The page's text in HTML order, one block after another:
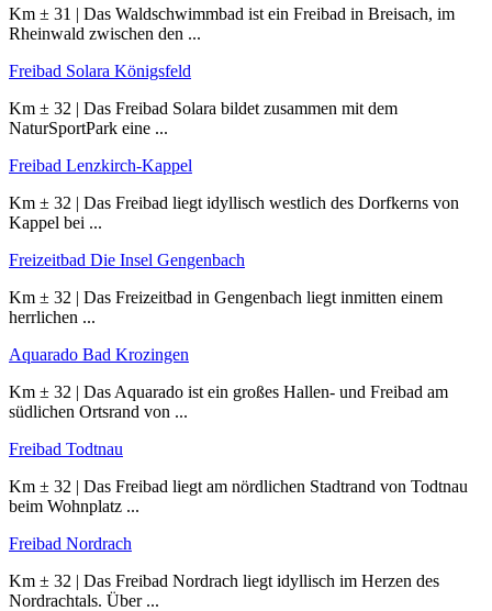
Km ± 31 | Das Waldschwimmbad ist ein Freibad in Breisach, im
Rheinwald zwischen den ...
Freibad Solara Königsfeld
Km ± 32 | Das Freibad Solara bildet zusammen mit dem
NaturSportPark eine ...
Freibad Lenzkirch-Kappel
Km ± 32 | Das Freibad liegt idyllisch westlich des Dorfkerns von
Kappel bei ...
Freizeitbad Die Insel Gengenbach
Km ± 32 | Das Freizeitbad in Gengenbach liegt inmitten einem
herrlichen ...
Aquarado Bad Krozingen
Km ± 32 | Das Aquarado ist ein großes Hallen- und Freibad am
südlichen Ortsrand von ...
Freibad Todtnau
Km ± 32 | Das Freibad liegt am nördlichen Stadtrand von Todtnau
beim Wohnplatz ...
Freibad Nordrach
Km ± 32 | Das Freibad Nordrach liegt idyllisch im Herzen des
Nordrachtals. Über ...